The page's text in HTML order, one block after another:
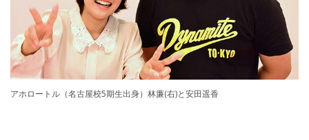
アホロートル（名古屋校5期生出身）林廉(右)と安田遥香